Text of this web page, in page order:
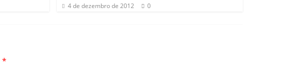
4 de dezembro de 2012 0
*